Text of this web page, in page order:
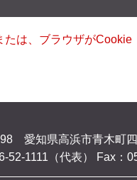
は、ブラウザが
愛知県高浜市青木町
52-1111（代表）
Fax：